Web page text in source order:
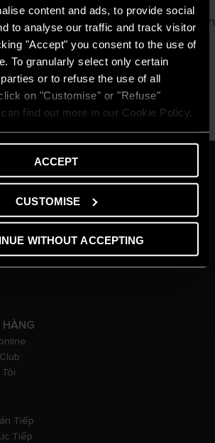
content and ads, to provide social
to analyse our traffic and track visitor
"Accept" you consent to the use of
To granularly select only certain
or to refuse the use of all
on "Customise" or "Refuse"
find out more in our Cookie Policy.
ACCEPT
CUSTOMISE
WITHOUT ACCEPTING
hợp khách sạn với tổng diện tích hơn 30
tư hơn 2.000 tỷ đồng. Trong đó bao gồm 171
25 tầng ( gần 800 phòng) với các tiện
bậc nhất.
HÀNG
Tiếp
Tiếp